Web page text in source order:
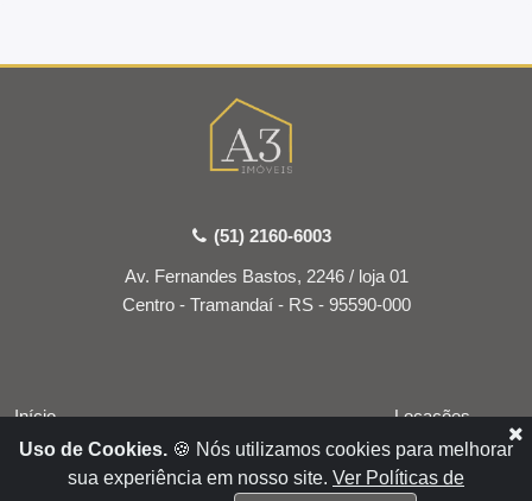
(51) 2160-6003
Av. Fernandes Bastos, 2246 / loja 01
Centro - Tramandaí - RS - 95590-000
Início
Empresa
Locações
Vendas
Uso de Cookies. 🍪 Nós utilizamos cookies para melhorar
sua experiência em nosso site. Ver Políticas de